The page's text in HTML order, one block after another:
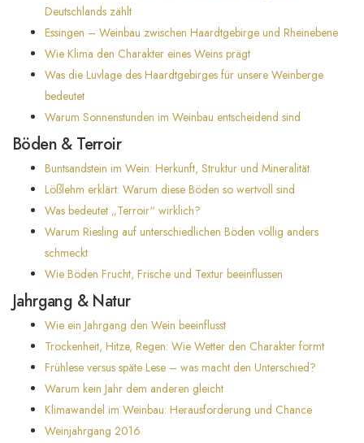
Deutschlands zählt
Essingen – Weinbau zwischen Haardtgebirge und Rheinebene
Wie Klima den Charakter eines Weins prägt
Was die Luvlage des Haardtgebirges für unsere Weinberge
bedeutet
Warum Sonnenstunden im Weinbau entscheidend sind
Böden & Terroir
Buntsandstein im Wein: Herkunft, Struktur und Mineralität
Lößlehm erklärt: Warum diese Böden so wertvoll sind
Was bedeutet „Terroir“ wirklich?
Warum Riesling auf unterschiedlichen Böden völlig anders
schmeckt
Wie Böden Frucht, Frische und Textur beeinflussen
Jahrgang & Natur
Wie ein Jahrgang den Wein beeinflusst
Trockenheit, Hitze, Regen: Wie Wetter den Charakter formt
Frühlese versus späte Lese – was macht den Unterschied?
Warum kein Jahr dem anderen gleicht
Klimawandel im Weinbau: Herausforderung und Chance
Weinjahrgang 2016